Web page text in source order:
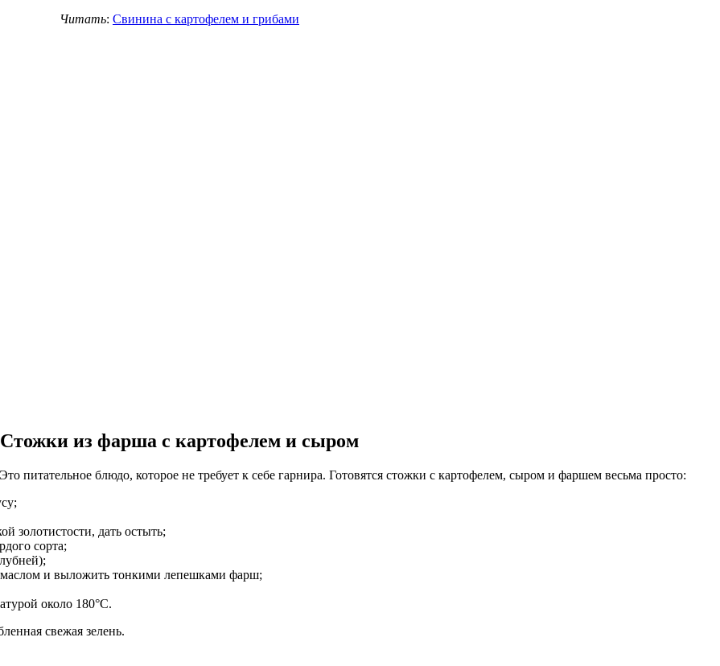
Читать: Свинина с картофелем и грибами
Стожки из фарша с картофелем и сыром
питательное блюдо, которое не требует к себе гарнира. Готовятся стожки с картофелем, сыром и фаршем весьма просто:
золотистости, дать остыть;
сорта;
и выложить тонкими лепешками фарш;
около 180°С.
свежая зелень.